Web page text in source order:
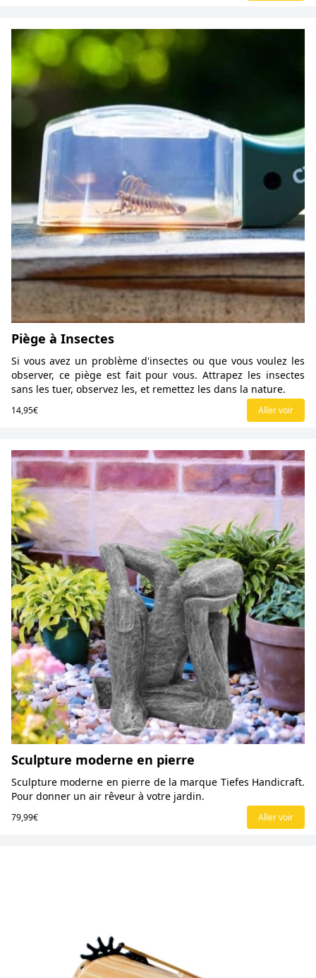
Piège à Insectes
Si vous avez un problème d'insectes ou que vous voulez les
observer, ce piège est fait pour vous. Attrapez les insectes
sans les tuer, observez les, et remettez les dans la nature.
14,95€ Aller voir
Sculpture moderne en pierre
Sculpture moderne en pierre de la marque Tiefes Handicraft.
Pour donner un air rêveur à votre jardin.
79,99€ Aller voir